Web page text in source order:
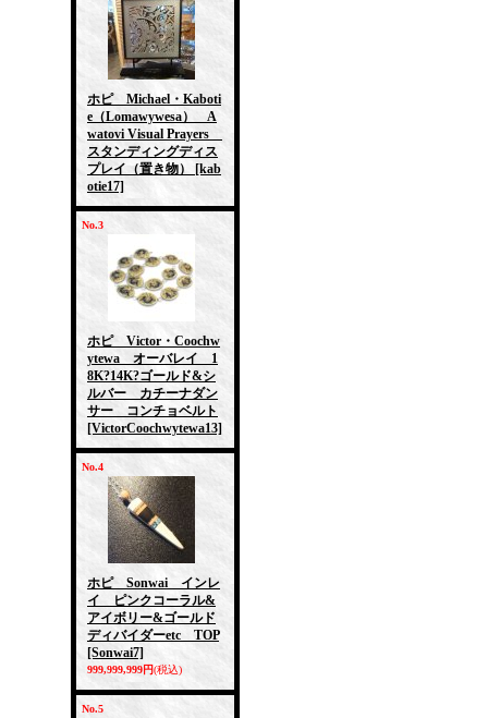
ホピ Michael・Kaboti
e（Lomawywesa） A
watovi Visual Prayers
スタンディングディス
プレイ（置き物）
[kab
otie17]
No.3
ホピ Victor・Coochw
ytewa オーバレイ 1
8K?14K?ゴールド&シ
ルバー カチーナダン
サー コンチョベルト
[VictorCoochwytewa13]
No.4
ホピ Sonwai インレ
イ ピンクコーラル&
アイボリー&ゴールド
ディバイダーetc TOP
[Sonwai7]
999,999,999円(税込)
No.5